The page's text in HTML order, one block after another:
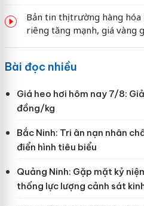
Bản tin thị trường hàng hóa
riêng tăng mạnh, giá vàng
Bài đọc nhiều
Giá heo hơi hôm nay 7/8:
đồng/kg
Bắc Ninh: Tri ân nạn nhân
điển hình tiêu biểu
Quảng Ninh: Gặp mặt kỷ
thống lực lượng cảnh sát